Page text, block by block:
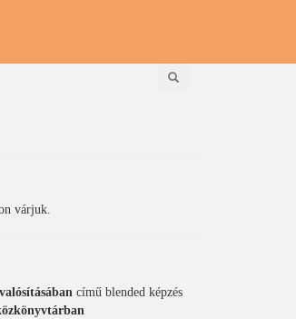
Keresés
várjuk.
című blended képzés